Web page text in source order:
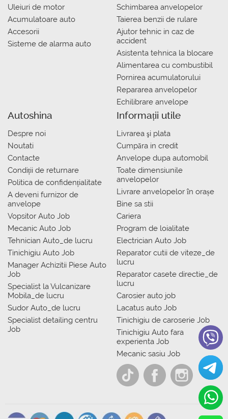
Uleiuri de motor
Acumulatoare auto
Accesorii
Sisteme de alarma auto
Schimbarea anvelopelor
Taierea benzii de rulare
Ajutor tehnic in caz de
accident
Asistenta tehnica la blocare
Alimentarea cu combustibil
Pornirea acumulatorului
Repararea anvelopelor
Echilibrare anvelope
Autoshina
Despre noi
Noutati
Contacte
Condiții de returnare
Politica de confidențialitate
A deveni furnizor de
anvelope
Vopsitor Auto Job
Mecanic Auto Job
Tehnician Auto_de lucru
Tinichigiu Auto Job
Manager Achizitii Piese Auto
Job
Specialist la Vulcanizare
Mobila_de lucru
Sudor Auto_de lucru
Specialist detailing centru
Job
Informații utile
Livrarea şi plata
Сumpăra in credit
Anvelope dupa automobil
Toate dimensiunile
anvelopelor
Livrare anvelopelor în orașe
Bine sa stii
Cariera
Program de loialitate
Electrician Auto Job
Reparator cutii de viteze_de
lucru
Reparator casete directie_de
lucru
Carosier auto job
Lacatus auto Job
Tinichigiu de caroserie Job
Tinichigiu Auto fara
experienta Job
Mecanic sasiu Job